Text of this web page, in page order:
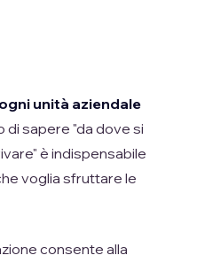
unità aziendale
di sapere "da dove si
è indispensabile
voglia sfruttare le
consente alla